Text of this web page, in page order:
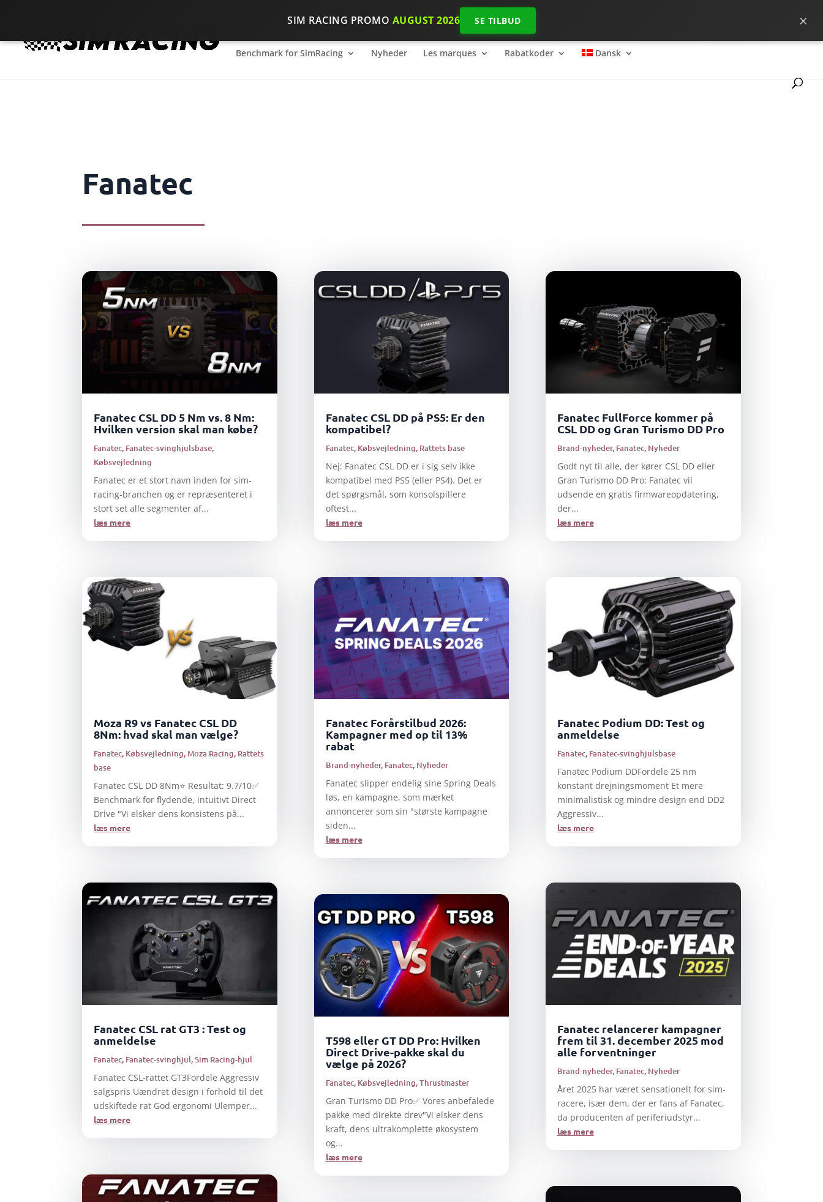
SIM RACING PROMO AUGUST 2026 SE TILBUD ×
Benchmark for SimRacing 2026 SimRacing: Hvilket udstyr skal du bruge for at komme godt fra start?
Benchmark for SimRacing Nyheder Les marques Rabatkoder Dansk
Fanatec
Fanatec CSL DD 5 Nm vs. 8 Nm:
Hvilken version skal man købe?
Fanatec, Fanatec-svinghjulsbase,
Købsvejledning
Fanatec er et stort navn inden for sim-
racing-branchen og er repræsenteret i
stort set alle segmenter af...
læs mere
Moza R9 vs Fanatec CSL DD
8Nm: hvad skal man vælge?
Fanatec, Købsvejledning,Moza Racing, Rattets
base
Fanatec CSL DD 8Nm⭐ Resultat: 9.7/10✅
Benchmark for flydende, intuitivt Direct
Drive "Vi elsker dens konsistens på...
læs mere
Fanatec CSL rat GT3 : Test og
anmeldelse
Fanatec, Fanatec-svinghjul,Sim Racing-hjul
Fanatec CSL-rattet GT3Fordele Aggressiv
salgspris Uændret design i forhold til det
udskiftede rat God ergonomi Ulemper...
læs mere
Fanatec CSL DD på PS5: Er den
kompatibel?
Fanatec, Købsvejledning, Rattets base
Nej: Fanatec CSL DD er i sig selv ikke
kompatibel med PS5 (eller PS4). Det er
det spørgsmål, som konsolspillere
oftest...
læs mere
Fanatec Forårstilbud 2026:
Kampagner med op til 13%
rabat
Brand-nyheder, Fanatec, Nyheder
Fanatec slipper endelig sine Spring Deals
løs, en kampagne, som mærket
annoncerer som sin "største kampagne
siden...
læs mere
T598 eller GT DD Pro: Hvilken
Direct Drive-pakke skal du
vælge på 2026?
Fanatec, Købsvejledning,Thrustmaster
Gran Turismo DD Pro✅ Vores anbefalede
pakke med direkte drev"Vi elsker dens
kraft, dens ultrakomplette økosystem
og...
læs mere
Fanatec FullForce kommer på
CSL DD og Gran Turismo DD Pro
Brand-nyheder, Fanatec, Nyheder
Godt nyt til alle, der kører CSL DD eller
Gran Turismo DD Pro: Fanatec vil
udsende en gratis firmwareopdatering,
der...
læs mere
Fanatec Podium DD: Test og
anmeldelse
Fanatec, Fanatec-svinghjulsbase
Fanatec Podium DDFordele 25 nm
konstant drejningsmoment Et mere
minimalistisk og mindre design end DD2
Aggressiv...
læs mere
Fanatec relancerer kampagner
frem til 31. december 2025 mod
alle forventninger
Brand-nyheder, Fanatec, Nyheder
Året 2025 har været sensationelt for sim-
racere, især dem, der er fans af Fanatec,
da producenten af periferiudstyr...
læs mere